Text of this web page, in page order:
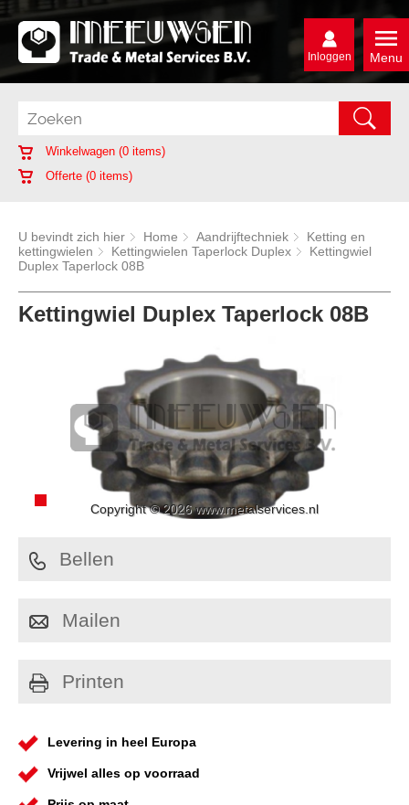
Menu
Inloggen
Winkelwagen (0 items)
Offerte (0 items)
U bevindt zich hier Home Aandrijftechniek
Ketting en
kettingwielen
Kettingwielen Taperlock Duplex
Kettingwiel
Duplex Taperlock 08B
Kettingwiel Duplex Taperlock 08B
Copyright © 2026 www.metalservices.nl
Bellen
Mailen
Printen
Levering in heel Europa
Vrijwel alles op voorraad